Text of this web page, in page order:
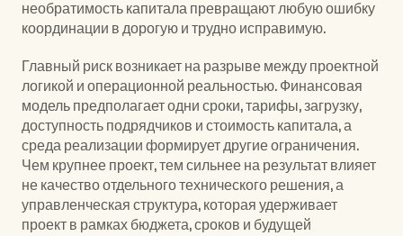
необратимость капитала превращают любую ошибку
координации в дорогую и трудно исправимую.
Главный риск возникает на разрыве между проектной
логикой и операционной реальностью. Финансовая
модель предполагает одни сроки, тарифы, загрузку,
доступность подрядчиков и стоимость капитала, а
среда реализации формирует другие ограничения.
Чем крупнее проект, тем сильнее на результат влияет
не качество отдельного технического решения, а
управленческая структура, которая удерживает
проект в рамках бюджета, сроков и будущей